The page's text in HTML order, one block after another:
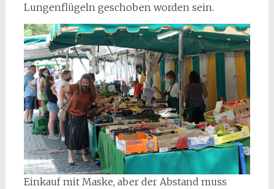
Lungenflügeln geschoben worden sein.
Einkauf mit Maske, aber der Abstand muss